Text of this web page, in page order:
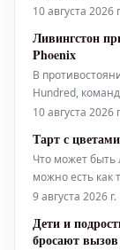
Тиранте со
четвертьфинал
отметить, что
10 августа 2026
Ливингстон
Phoenix
В
Hundred,
одержавшие
Birmingham
поражением в
10 августа 2026
Тарт с
Что может быть
можно есть как
самый вкусный
Долгое время
9 августа 2026 г.
Дети и
бросают